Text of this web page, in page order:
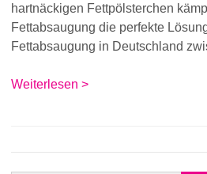
hartnäckigen Fettpölsterchen
Fettabsaugung die perfekte
Fettabsaugung in Deutschland
Weiterlesen >